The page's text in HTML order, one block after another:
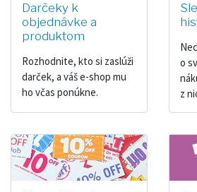
Darčeky k
objednávke a
produktom
Rozhodnite, kto si zaslúži
darček, a váš e-shop mu
ho včas ponúkne.
o
z